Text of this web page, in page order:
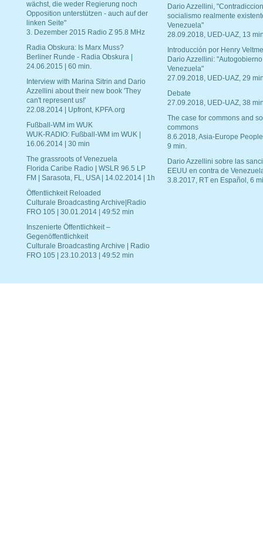
wächst, die weder Regierung noch
Opposition unterstützen - auch auf der
linken Seite"
3. Dezember 2015 Radio Z 95.8 MHz
Radia Obskura: Is Marx Muss?
Berliner Runde - Radia Obskura |
24.06.2015 | 60 min.
Interview with Marina Sitrin and Dario
Azzellini about their new book 'They
can't represent us!'
22.08.2014 | Upfront, KPFA.org
Fußball-WM im WUK
WUK-RADIO: Fußball-WM im WUK |
16.06.2014 | 30 min
The grassroots of Venezuela
Florida Caribe Radio | WSLR 96.5 LP
FM | Sarasota, FL, USA | 14.02.2014 | 1h
Öffentlichkeit Reloaded
Culturale Broadcasting Archive|Radio
FRO 105 | 30.01.2014 | 49:52 min
Inszenierte Öffentlichkeit –
Gegenöffentlichkeit
Culturale Broadcasting Archive | Radio
FRO 105 | 23.10.2013 | 49:52 min
Dario Azzellini,
socialismo realmente
Venezuela"
28.09.2018, UED-UAZ, 13
Introducción por Henry
Dario Azzellini:
Venezuela"
27.09.2018, UED-UAZ, 29
Debate
27.09.2018, UED-UAZ, 38
The case for commons and
commons
8.6.2018, Asia-Europe
9 min.
Dario Azzellini sobre las
EEUU en contra de
3.8.2017, RT en Español, 6